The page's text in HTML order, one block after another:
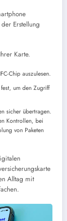
Erstellung
Karte.
Chip auszulesen.
um den Zugriff
sicher übertragen.
Kontrollen, bei
von Paketen
Alltag mit